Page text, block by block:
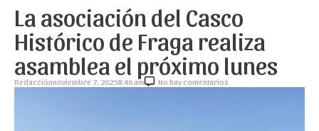
La asociación del Casco
Histórico de Fraga realiza
asamblea el próximo lunes
Redacciónnoviembre 7, 20258:46 am No hay comentarios